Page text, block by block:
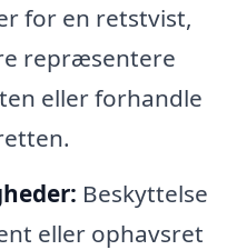
for en retstvist,
repræsentere
eller forhandle
Beskyttelse
eller ophavsret